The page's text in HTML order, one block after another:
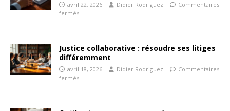
avril 22, 2026 Didier Rodriguez
Commentaires
fermés
Justice collaborative : résoudre ses litiges
différemment
avril 18, 2026 Didier Rodriguez
Commentaires
fermés